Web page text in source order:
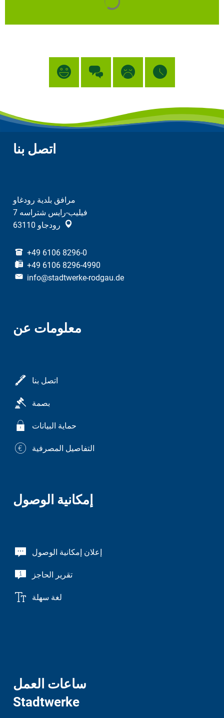
اتصل بنا
مرافق بلدية رودغاو
فيليب-رايس شتراسه 7
63110 رودجاو
+49 6106 8296-0
+49 6106 8296-4990
info@stadtwerke-rodgau.de
معلومات عن
اتصل بنا
بصمة
حماية البيانات
التفاصيل المصرفية
إمكانية الوصول
إعلان إمكانية الوصول
تقرير الحاجز
لغة سهلة
ساعات العمل
Stadtwerke